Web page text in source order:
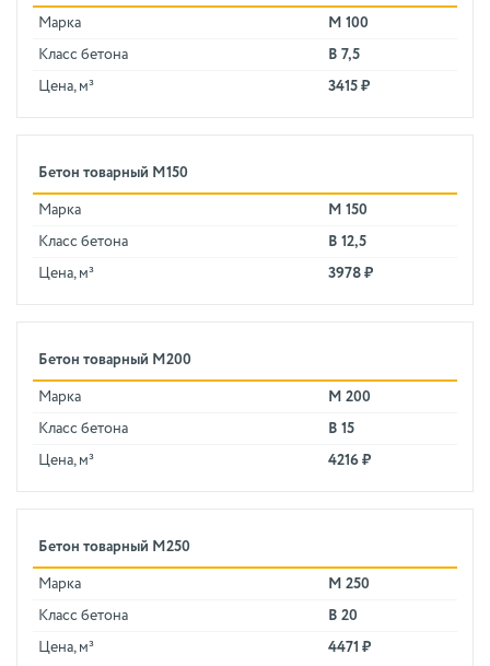
Марка М 100
Класс бетона В 7,5
Цена, м³ 3415 ₽
Бетон товарный М150
Марка М 150
Класс бетона В 12,5
Цена, м³ 3978 ₽
Бетон товарный М200
Марка М 200
Класс бетона В 15
Цена, м³ 4216 ₽
Бетон товарный М250
Марка М 250
Класс бетона В 20
Цена, м³ 4471 ₽